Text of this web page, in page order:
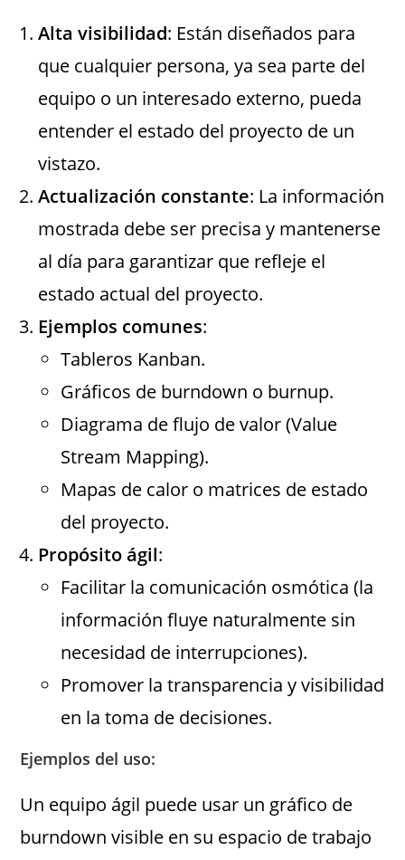
Alta visibilidad: Están diseñados para
que cualquier persona, ya sea parte del
equipo o un interesado externo, pueda
entender el estado del proyecto de un
vistazo.
Actualización constante: La información
mostrada debe ser precisa y mantenerse
al día para garantizar que refleje el
estado actual del proyecto.
Ejemplos comunes:
Tableros Kanban.
Gráficos de burndown o burnup.
Diagrama de flujo de valor (Value
Stream Mapping).
Mapas de calor o matrices de estado
del proyecto.
Propósito ágil:
Facilitar la comunicación osmótica (la
información fluye naturalmente sin
necesidad de interrupciones).
Promover la transparencia y visibilidad
en la toma de decisiones.
Ejemplos del uso:
Un equipo ágil puede usar un gráfico de
burndown visible en su espacio de trabajo